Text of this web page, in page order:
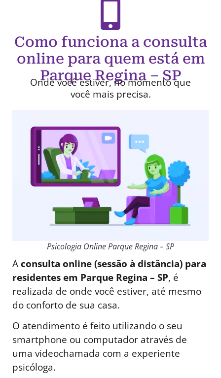
Como funciona a consulta
online para quem está em
Parque Regina – SP
Onde você estiver, no momento que
você mais precisa.
Psicologia Online Parque Regina – SP
Aconsulta online (sessão à distância) para
residentes em Parque Regina – SP, é
realizada de onde você estiver, até mesmo
do conforto de sua casa.
O atendimento é feito utilizando o seu
smartphone ou computador através de
uma videochamada com a experiente
psicóloga.